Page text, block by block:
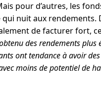
pour d’autres, les
nuit aux rendements.
de facturer fort,
des rendements plus
ont tendance à avoir
moins de potentiel de